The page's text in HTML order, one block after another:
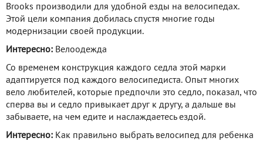
Brooks производили для удобной езды на велосипедах.
Этой цели компания добилась спустя многие годы
модернизации своей продукции.
Интересно: Велоодежда
Со временем конструкция каждого седла этой марки
адаптируется под каждого велосипедиста. Опыт многих
вело любителей, которые предпочли это седло, показал, что
сперва вы и седло привыкает друг к другу, а дальше вы
забываете, на чем едите и наслаждаетесь ездой.
Интересно: Как правильно выбрать велосипед для ребенка